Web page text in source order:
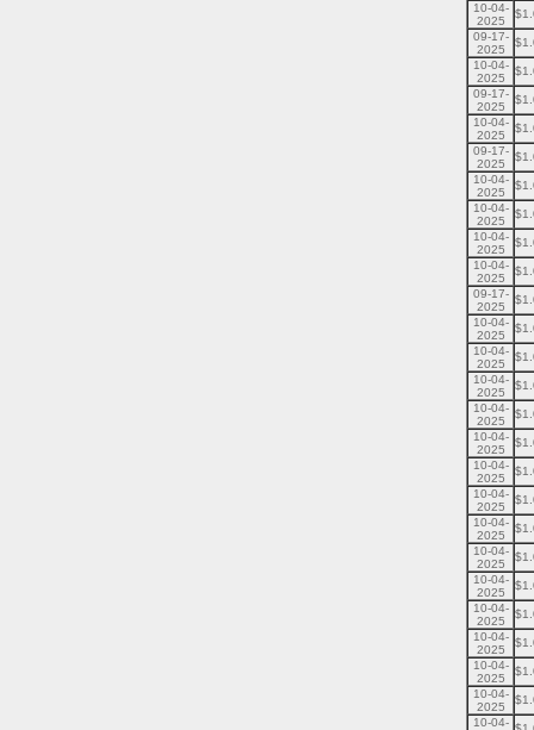
10-04-
2025
09-17-
2025
10-04-
2025
09-17-
2025
10-04-
2025
09-17-
2025
10-04-
2025
10-04-
2025
10-04-
2025
10-04-
2025
09-17-
2025
10-04-
2025
10-04-
2025
10-04-
2025
10-04-
2025
10-04-
2025
10-04-
2025
10-04-
2025
10-04-
2025
10-04-
2025
10-04-
2025
10-04-
2025
10-04-
2025
10-04-
2025
10-04-
2025
10-04-